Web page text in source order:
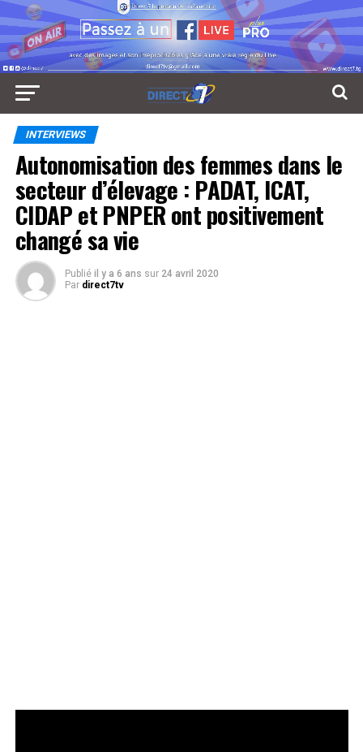
INTERVIEWS
Autonomisation des femmes dans le
secteur d’élevage : PADAT, ICAT,
CIDAP et PNPER ont positivement
changé sa vie
Publié il y a 6 ans sur 24 avril 2020
Par direct7tv